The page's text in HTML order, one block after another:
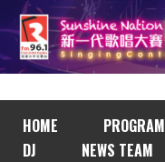
HOME PROGRAM
DJ
NEWS TEAM